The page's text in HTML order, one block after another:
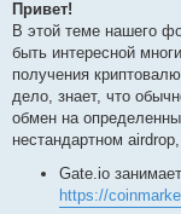
s
t
Привет!
В этой теме нашего
быть интересной
получения
дело, знает, что
обмен на
нестандартном
Gate.io
https://